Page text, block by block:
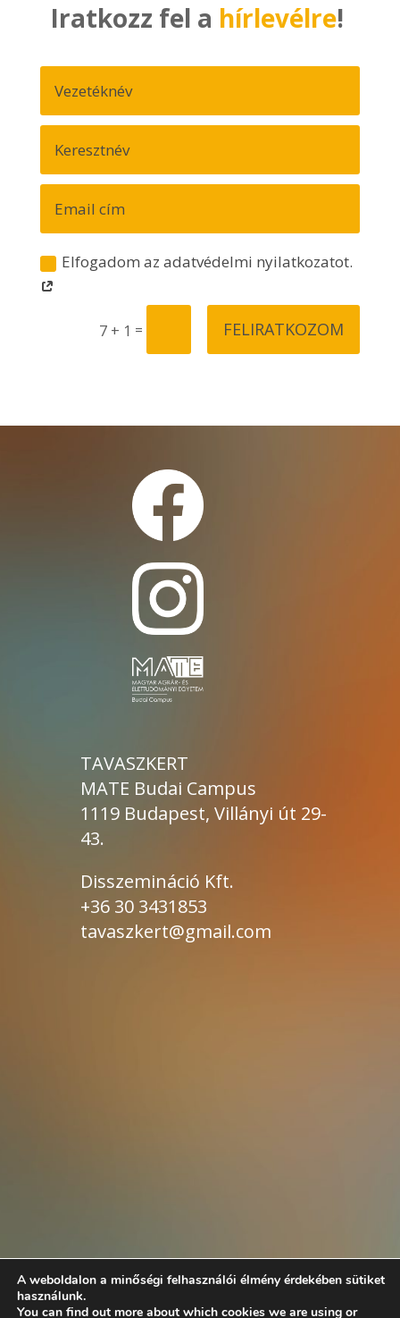
Iratkozz fel a hírlevélre!
Elfogadom az adatvédelmi nyilatkozatot.
7 + 1 = FELIRATKOZOM
TAVASZKERT
MATE Budai Campus
1119 Budapest, Villányi út 29-
43.
Disszemináció Kft.
+36 30 3431853
tavaszkert@gmail.com
A weboldalon a minőségi felhasználói élmény érdekében sütiket
használunk.
You can find out more about which cookies we are using or